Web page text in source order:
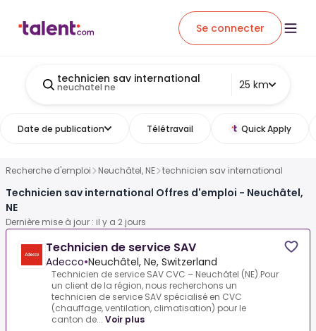
Se connecter
technicien sav international
neuchatel ne 25 km
Date de publication Télétravail Quick Apply
Recherche d'emploi Neuchâtel, NE technicien sav international
Technicien sav international Offres d'emploi - Neuchâtel,
NE
Dernière mise à jour : il y a 2 jours
Technicien de service SAV
Adecco•Neuchâtel, Ne, Switzerland
Technicien de service SAV CVC – Neuchâtel (NE).Pour
un client de la région, nous recherchons un
technicien de service SAV spécialisé en CVC
(chauffage, ventilation, climatisation) pour le
canton de... Voir plus